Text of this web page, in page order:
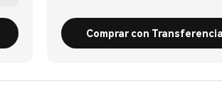
Comprar con